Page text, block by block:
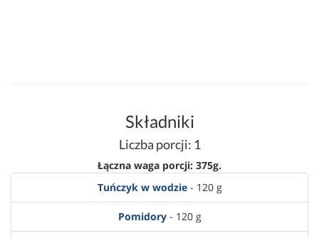
Składniki
Liczba porcji: 1
Łączna waga porcji: 375g.
Tuńczyk w wodzie- 120 g
Pomidory- 120 g